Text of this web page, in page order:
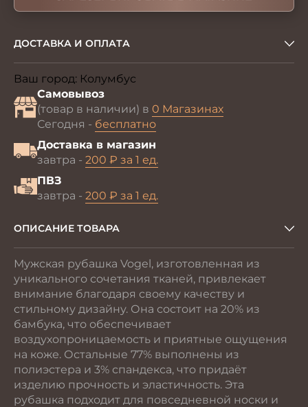
ДОСТАВКА И ОПЛАТА
Ваш город: Колумбус
Самовывоз
(товар в наличии) в 0 Магазинах
Сегодня - бесплатно
Доставка в магазин
завтра - 200 ₽ за 1 ед.
ПВЗ
завтра - 200 ₽ за 1 ед.
ОПИСАНИЕ ТОВАРА
Мужская рубашка Vogel, изготовленная из
уникального сочетания тканей, привлекает
внимание благодаря своему качеству и
стильному дизайну. Она состоит на 20% из
бамбука, что обеспечивает
воздухопроницаемость и приятные ощущения
на коже. Остальные 77% выполнены из
полиэстера и 3% спандекса, что придаёт
изделию прочность и эластичность. Эта
рубашка подходит для повседневной носки и